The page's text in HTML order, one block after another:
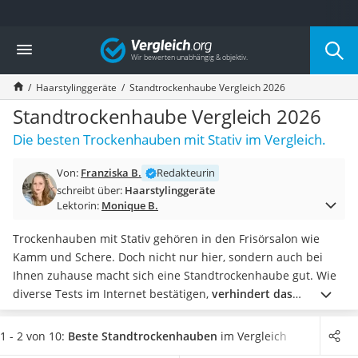
Die beliebtesten Vergleiche nach Kategorie
Drogerie
Inhalator
Haarschneider
Rollator
Braun Rasierer
Katzenklappe (Chip)
Masturbator
Massagepistole
Reisehaartrockner
Eiweißpulver
Magnesiumpräparat
Katzenklappe
Nackenmassagegerät
Zeckenschutz Katze
Vergleich
Haarstylinggeräte Standtrockenhaube Vergleich 2026
Standtrockenhaube Vergleich 2026
Die besten Trockenhauben mit Stativ im Vergleich.
Von: Franziska B.
Redakteurin
schreibt über: Haarstylinggeräte
Lektorin: Monique B.
Trockenhauben mit Stativ gehören in den Frisörsalon wie
Kamm und Schere. Doch nicht nur hier, sondern auch bei
Ihnen zuhause macht sich eine Standtrockenhaube gut. Wie
diverse Tests im Internet bestätigen, verhindert das
schonende Trocknen mit der Haube Hitzeschäden und
Knotenbildung im Haar. Eine Trockenhaube mit Stativ ist
1 - 2 von 10: Beste Standtrockenhauben im Vergleich